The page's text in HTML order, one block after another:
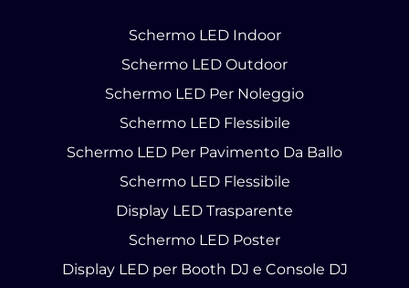
Schermo LED Indoor
Schermo LED Outdoor
Schermo LED Per Noleggio
Schermo LED Flessibile
Schermo LED Per Pavimento Da Ballo
Schermo LED Flessibile
Display LED Trasparente
Schermo LED Poster
Display LED per Booth DJ e Console DJ